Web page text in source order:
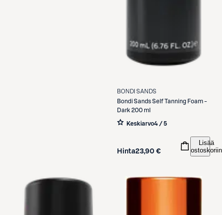
BONDI SANDS
Bondi SandsSelf Tanning Foam -
Dark 200 ml
Keskiarvo4 / 5
Hinta23,90 €
Lisää
ostoskoriin